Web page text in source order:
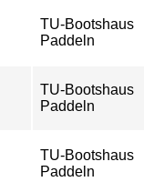
TU-Bootshaus
Paddeln
TU-Bootshaus
Paddeln
TU-Bootshaus
Paddeln